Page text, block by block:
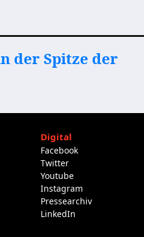
der Spitze der
Digital
Facebook
Twitter
Youtube
Instagram
Pressearchiv
LinkedIn